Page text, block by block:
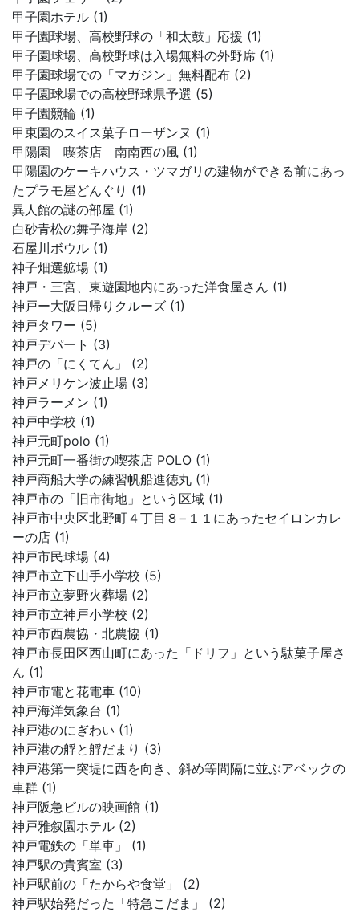
甲子園ホテル (1)
甲子園球場、高校野球の「和太鼓」応援 (1)
甲子園球場、高校野球は入場無料の外野席 (1)
甲子園球場での「マガジン」無料配布 (2)
甲子園球場での高校野球県予選 (5)
甲子園競輪 (1)
甲東園のスイス菓子ローザンヌ (1)
甲陽園 喫茶店 南南西の風 (1)
甲陽園のケーキハウス・ツマガリの建物ができる前にあっ
たプラモ屋どんぐり (1)
異人館の謎の部屋 (1)
白砂青松の舞子海岸 (2)
石屋川ボウル (1)
神子畑選鉱場 (1)
神戸・三宮、東遊園地内にあった洋食屋さん (1)
神戸ー大阪日帰りクルーズ (1)
神戸タワー (5)
神戸デパート (3)
神戸の「にくてん」 (2)
神戸メリケン波止場 (3)
神戸ラーメン (1)
神戸中学校 (1)
神戸元町polo (1)
神戸元町一番街の喫茶店 POLO (1)
神戸商船大学の練習帆船進徳丸 (1)
神戸市の「旧市街地」という区域 (1)
神戸市中央区北野町４丁目８−１１にあったセイロンカレ
ーの店 (1)
神戸市民球場 (4)
神戸市立下山手小学校 (5)
神戸市立夢野火葬場 (2)
神戸市立神戸小学校 (2)
神戸市西農協・北農協 (1)
神戸市長田区西山町にあった「ドリフ」という駄菓子屋さ
ん (1)
神戸市電と花電車 (10)
神戸海洋気象台 (1)
神戸港のにぎわい (1)
神戸港の艀と艀だまり (3)
神戸港第一突堤に西を向き、斜め等間隔に並ぶアベックの
車群 (1)
神戸阪急ビルの映画館 (1)
神戸雅叙園ホテル (2)
神戸電鉄の「単車」 (1)
神戸駅の貴賓室 (3)
神戸駅前の「たからや食堂」 (2)
神戸駅始発だった「特急こだま」 (2)